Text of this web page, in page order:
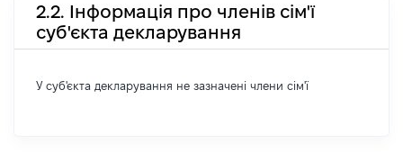
2.2. Інформація про членів сім'ї
суб'єкта декларування
У суб'єкта декларування не зазначені члени сім'ї